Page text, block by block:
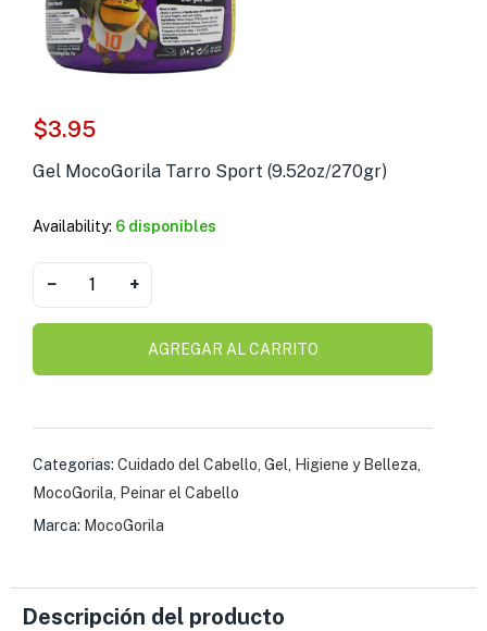
Populares )
y Suplementos )
$3.95
Gel MocoGorila Tarro Sport (9.52oz/270gr)
Availability: 6 disponibles
− +
AGREGAR AL CARRITO
Categorias: Cuidado del Cabello Gel Higiene y Belleza
MocoGorila
Peinar el Cabello
Marca: MocoGorila
Descripción del producto